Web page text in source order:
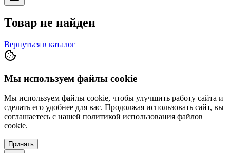
Товар не найден
Вернуться в каталог
Мы используем файлы cookie
Мы используем файлы cookie, чтобы улучшить работу сайта и
сделать его удобнее для вас. Продолжая использовать сайт, вы
соглашаетесь с нашей политикой использования файлов
cookie.
Принять